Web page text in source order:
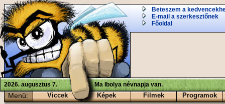
Beteszem a
E-mail a szerkesztőnek
Főoldal
2026. augusztus 7. Ma Ibolya névnapja van.
Menü: Viccek Képek Filmek Programok